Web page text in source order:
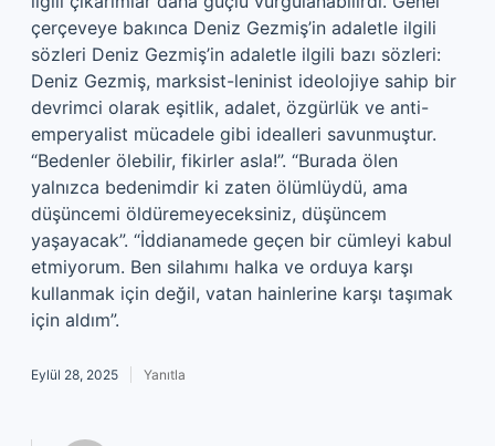
çerçeveye bakınca Deniz Gezmiş’in adaletle ilgili
sözleri Deniz Gezmiş’in adaletle ilgili bazı sözleri:
Deniz Gezmiş, marksist-leninist ideolojiye sahip bir
devrimci olarak eşitlik, adalet, özgürlük ve anti-
emperyalist mücadele gibi idealleri savunmuştur.
“Bedenler ölebilir, fikirler asla!”. “Burada ölen
yalnızca bedenimdir ki zaten ölümlüydü, ama
düşüncemi öldüremeyeceksiniz, düşüncem
yaşayacak”. “İddianamede geçen bir cümleyi kabul
etmiyorum. Ben silahımı halka ve orduya karşı
kullanmak için değil, vatan hainlerine karşı taşımak
için aldım”.
Eylül 28, 2025 Yanıtla